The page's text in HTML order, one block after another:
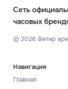
Сеть
часовых
© 2026Ветер
Навигация
Главная